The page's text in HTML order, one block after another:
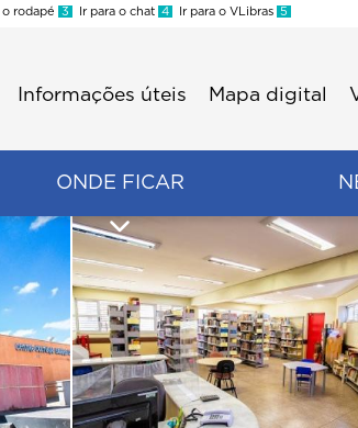
o rodapé 3 Ir para o chat 4 Ir para o VLibras 5
Informações úteis Mapa digital
ONDE FICAR